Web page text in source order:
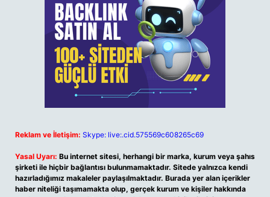
Reklam ve İletişim: Skype: live:.cid.575569c608265c69
Yasal Uyarı: Bu internet sitesi, herhangi bir marka, kurum veya şahıs
şirketi ile hiçbir bağlantısı bulunmamaktadır. Sitede yalnızca kendi
hazırladığımız makaleler paylaşılmaktadır. Burada yer alan içerikler
haber niteliği taşımamakta olup, gerçek kurum ve kişiler hakkında